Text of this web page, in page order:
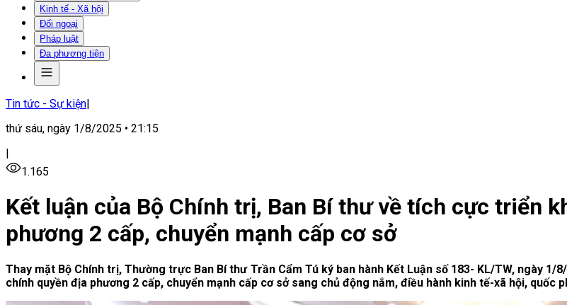
Kinh tế - Xã hội
Đối ngoại
Pháp luật
Đa phương tiện
Tin tức - Sự kiện|
thứ sáu, ngày 1/8/2025 • 21:15
|
1.165
Kết luận của Bộ Chính trị, Ban Bí thư về tích cực triển
phương 2 cấp, chuyển mạnh cấp cơ sở
Thay mặt Bộ Chính trị, Thường trực Ban Bí thư Trần Cẩm Tú ký ban hành Kết Luận số 183- KL/TW, ngày
chính quyền địa phương 2 cấp, chuyển mạnh cấp cơ sở sang chủ động nắm, điều hành kinh tế-xã hội, quốc